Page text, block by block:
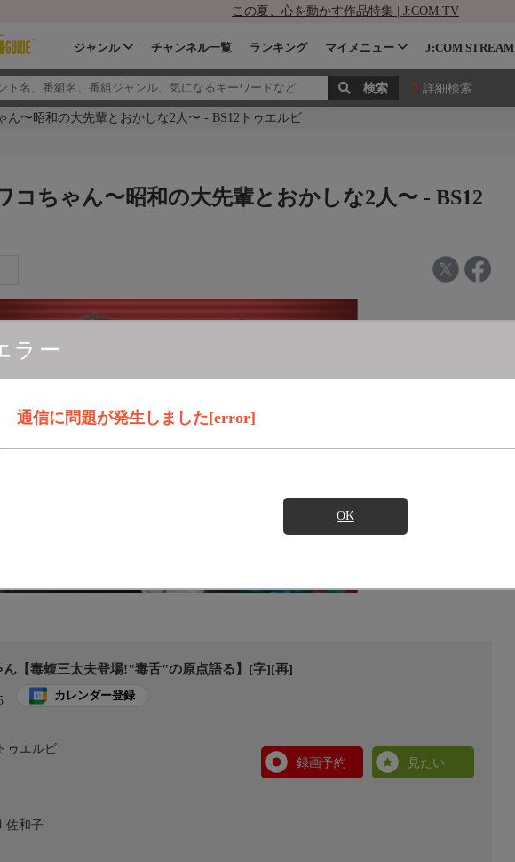
この夏、心を動かす作品特集 | J:COM TV
ジャンル チャンネル一覧 ランキング マイメニュー J:COM STREAM
詳細検索
ん〜昭和の大先輩とおかしな2人〜 - BS12トゥエルビ
ラー
通信に問題が発生しました[error]
OK
コちゃん〜昭和の大先輩とおかしな2人〜 - BS12
ん【毒蝮三太夫登場!"毒舌"の原点語る】[字][再]
カレンダー登録
ゥエルビ
録画予約
見たい
佐和子